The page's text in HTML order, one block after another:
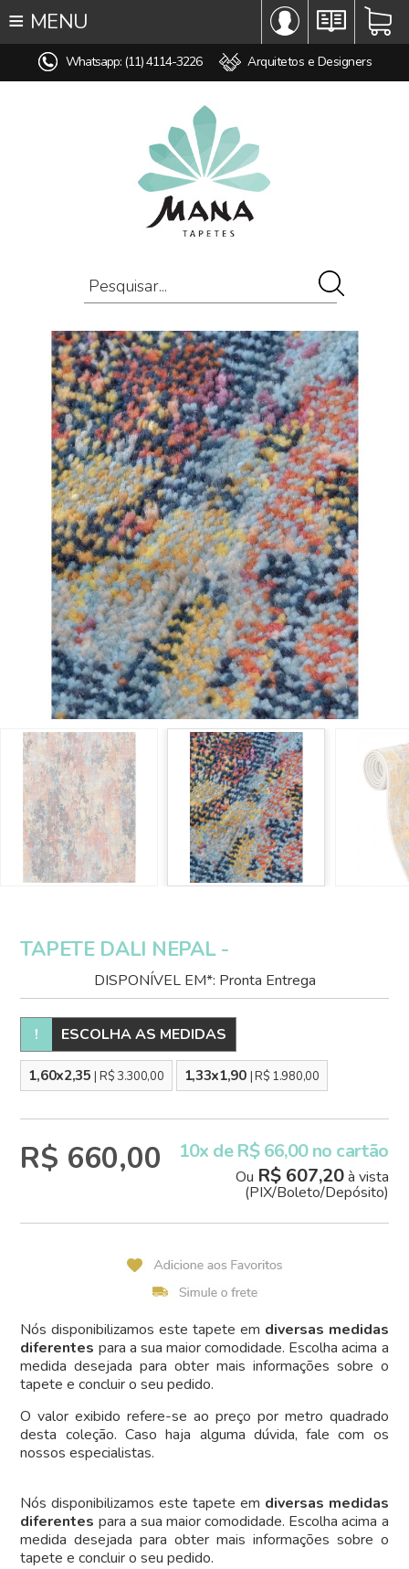
∞ TODOS OS TAPETES
♥ TAPETES SOB MEDIDA
COMPOSIÇÃO
OFERTAS
≡ MENU
Whatsapp: (11) 4114-3226 Arquitetos e Designers
TAPETE DALI NEPAL -
DISPONÍVEL EM*: Pronta Entrega
! ESCOLHA AS MEDIDAS
1,60x2,35 | R$ 3.300,00 1,33x1,90 | R$ 1.980,00
R$ 660,00 10x de R$ 66,00 no cartão
Ou R$ 607,20à vista
(PIX/Boleto/Depósito)
Nós disponibilizamos este tapete em diversas medidas
diferentes para a sua maior comodidade. Escolha acima a
medida desejada para obter mais informações sobre o
tapete e concluir o seu pedido.
O valor exibido refere-se ao preço por metro quadrado
desta coleção. Caso haja alguma dúvida, fale com os
nossos especialistas.
Nós disponibilizamos este tapete em diversas medidas
diferentes para a sua maior comodidade. Escolha acima a
medida desejada para obter mais informações sobre o
tapete e concluir o seu pedido.